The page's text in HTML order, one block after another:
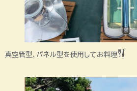
真空管型、パネル型を使用してお料理